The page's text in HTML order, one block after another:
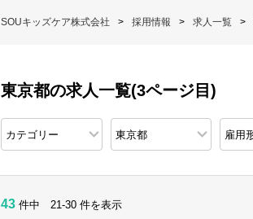
SOUキッズケア株式会社 採用情報 求人一覧
東京都の求人一覧(3ページ目)
43 件中 21-30 件を表示